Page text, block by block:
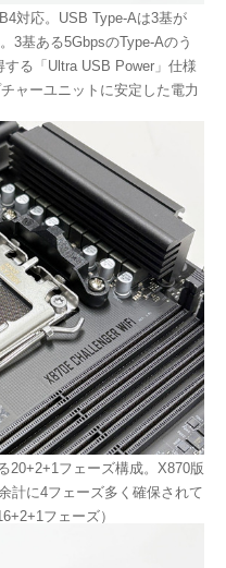
対応。USB Type-Aは3基が
3基ある5GbpsのType-Aのう
る「Ultra USB Power」仕様
ャーユニットに安定した電力
20+2+1フェーズ構成。X870版
計に4フェーズ多く確保されて
フェーズ）